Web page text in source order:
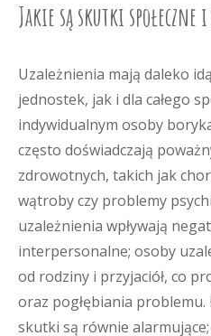
Jakie są skutki
Uzależnienia mają daleko
jednostek, jak i dla całego
indywidualnym osoby
często doświadczają
zdrowotnych, takich jak
wątroby czy problemy
uzależnienia wpływają
interpersonalne; osoby
od rodziny i przyjaciół, co
oraz pogłębiania problemu.
skutki są równie